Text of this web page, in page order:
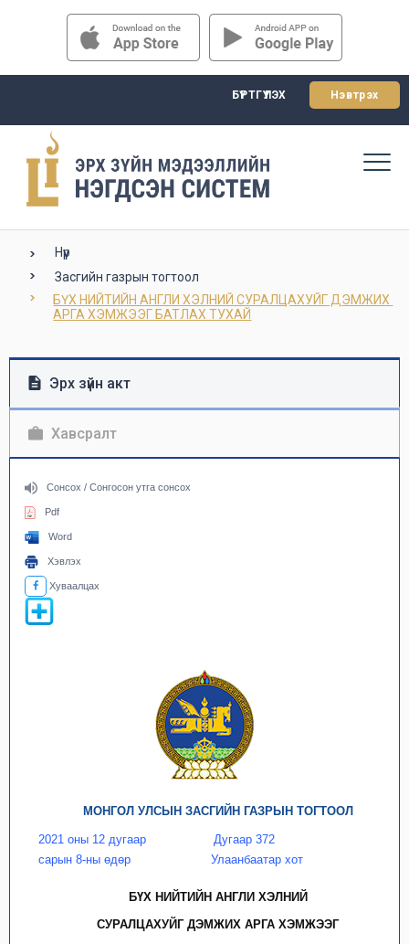
БҮРТГҮҮЛЭХ Нэвтрэх
Нүүр
Засгийн газрын тогтоол
БҮХ НИЙТИЙН АНГЛИ ХЭЛНИЙ СУРАЛЦАХУЙГ ДЭМЖИХ
АРГА ХЭМЖЭЭГ БАТЛАХ ТУХАЙ
Эрх зүйн акт
Хавсралт
Сонсох / Сонгосон утга сонсох
Pdf
Word
Хэвлэх
Хуваалцах
МОНГОЛ УЛСЫН ЗАСГИЙН ГАЗРЫН ТОГТООЛ
2021 оны 12 дугаар
сарын 8-ны өдөр
Дугаар 372
Улаанбаатар хот
БҮХ НИЙТИЙН АНГЛИ ХЭЛНИЙ
СУРАЛЦАХУЙГ ДЭМЖИХ АРГА ХЭМЖЭЭГ